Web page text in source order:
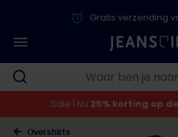
Gratis verzending
Sale | Nu 25% korting op
Overshirts